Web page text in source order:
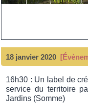
18 janvier 2020
16h30 : Un label de
service du territoire
Jardins (Somme)